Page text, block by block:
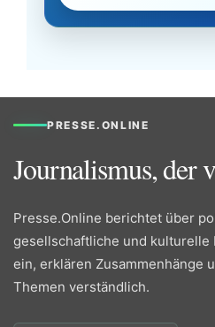
PRESSE.ONLINE
Journalismus, der
Presse.Online berichtet über
gesellschaftliche und kulturelle
ein, erklären Zusammenhänge
Themen verständlich.